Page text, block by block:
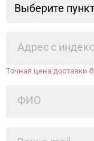
Выберите
Точная цена доставки